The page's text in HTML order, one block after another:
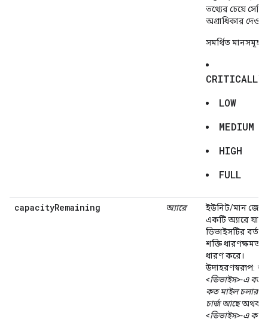
তথ্যের চেয়ে
অগ্রাধিকার
সমর্থিত মানসমূহ:
LOW
MEDIUM
HIGH
FULL
capacityRemaining অ্যারে
ইউনিট/মান
একটি অ্যারে যা
ডিভাইসটির
শক্তি
ধারণ করে।
উদাহরণস্বরূপ:
<ডিভাইস>-এ
কত মাইল চলার
চার্জ আছেঅথবা
<ডিভাইস>-এ কত